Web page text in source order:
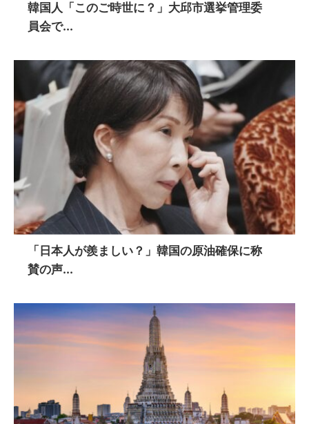
韓国人「このご時世に？」大邱市選挙管理委
員会で...
「日本人が羨ましい？」韓国の原油確保に称
賛の声...